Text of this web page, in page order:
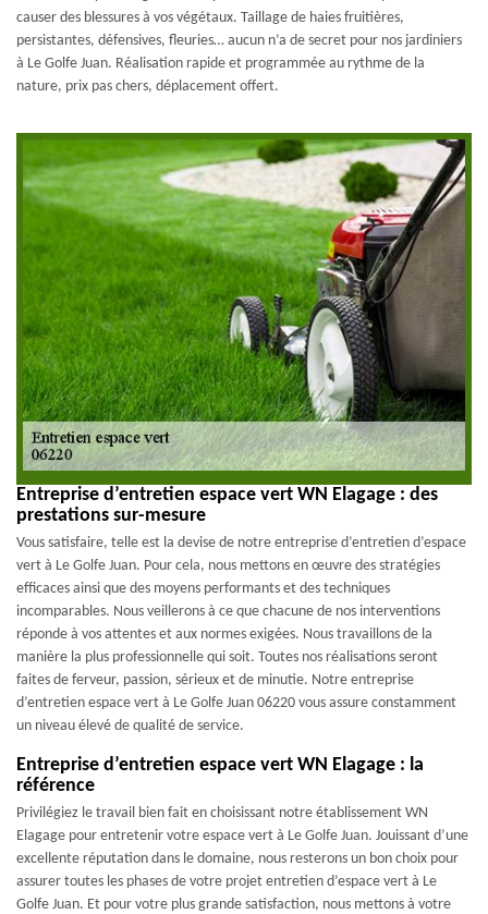
causer des blessures à vos végétaux. Taillage de haies fruitières,
persistantes, défensives, fleuries… aucun n’a de secret pour nos jardiniers
à Le Golfe Juan. Réalisation rapide et programmée au rythme de la
nature, prix pas chers, déplacement offert.
Entreprise d’entretien espace vert WN Elagage : des
prestations sur-mesure
Vous satisfaire, telle est la devise de notre entreprise d’entretien d’espace
vert à Le Golfe Juan. Pour cela, nous mettons en œuvre des stratégies
efficaces ainsi que des moyens performants et des techniques
incomparables. Nous veillerons à ce que chacune de nos interventions
réponde à vos attentes et aux normes exigées. Nous travaillons de la
manière la plus professionnelle qui soit. Toutes nos réalisations seront
faites de ferveur, passion, sérieux et de minutie. Notre entreprise
d’entretien espace vert à Le Golfe Juan 06220 vous assure constamment
un niveau élevé de qualité de service.
Entreprise d’entretien espace vert WN Elagage : la
référence
Privilégiez le travail bien fait en choisissant notre établissement WN
Elagage pour entretenir votre espace vert à Le Golfe Juan. Jouissant d’une
excellente réputation dans le domaine, nous resterons un bon choix pour
assurer toutes les phases de votre projet entretien d’espace vert à Le
Golfe Juan. Et pour votre plus grande satisfaction, nous mettons à votre